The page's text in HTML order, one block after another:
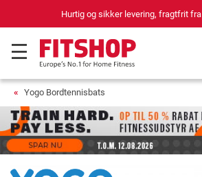
Hurtig og sikker levering, fragtfrit fra
Yogo Bordtennisbats